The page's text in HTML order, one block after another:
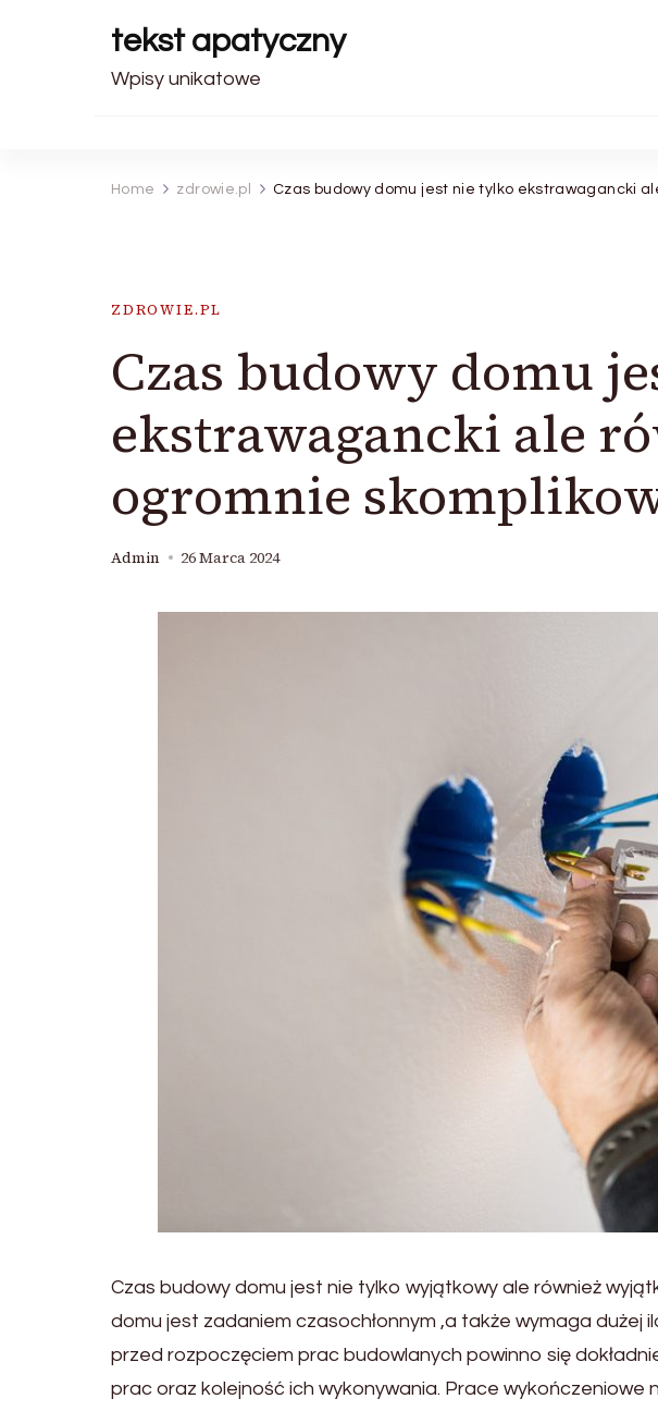
tekst apatyczny
Wpisy unikatowe
Home zdrowie.pl Czas budowy domu jest nie tylko ekstrawagancki
ZDROWIE.PL
Czas budowy domu
ekstrawagancki ale
ogromnie
Admin 26 Marca 2024
Czas budowy domu jest nie tylko wyjątkowy ale również
domu jest zadaniem czasochłonnym ,a także wymaga dużej
przed rozpoczęciem prac budowlanych powinno się
prac oraz kolejność ich wykonywania. Prace wykończeniowe